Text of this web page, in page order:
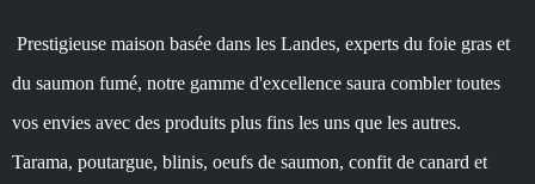
Prestigieuse maison basée dans les Landes, experts du foie gras et
du saumon fumé, notre gamme d'excellence saura combler toutes
vos envies avec des produits plus fins les uns que les autres.
Tarama, poutargue, blinis, oeufs de saumon, confit de canard et